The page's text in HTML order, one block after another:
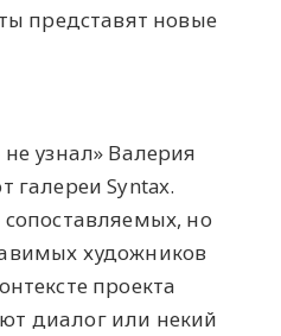
представят новые
узнал» Валерия
галереи Syntax.
сопоставляемых, но
художников
проекта
диалог или некий